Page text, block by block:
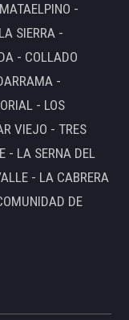
-
SIERRA -
- COLLADO
-
- LOS
VIEJO - TRES
- LA SERNA DEL
- LA CABRERA
DE